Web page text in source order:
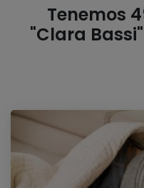
Tenemos
"Clara